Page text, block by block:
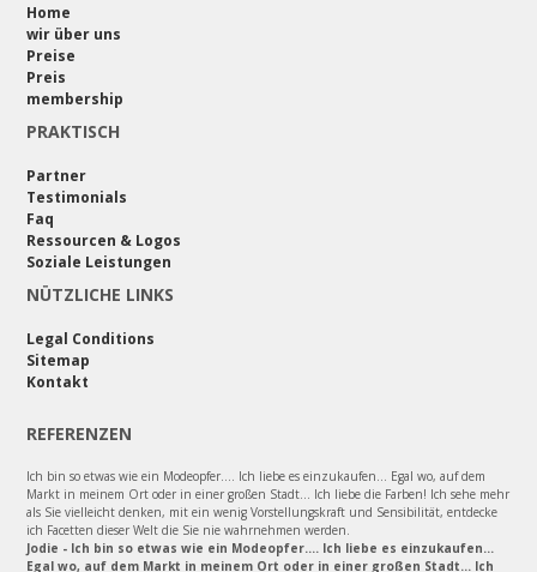
Home
wir über uns
Preise
Preis
membership
PRAKTISCH
Partner
Testimonials
Faq
Ressourcen & Logos
Soziale Leistungen
NÜTZLICHE LINKS
Legal Conditions
Sitemap
Kontakt
REFERENZEN
Ich bin so etwas wie ein Modeopfer.... Ich liebe es einzukaufen... Egal wo, auf dem
Markt in meinem Ort oder in einer großen Stadt... Ich liebe die Farben! Ich sehe mehr
als Sie vielleicht denken, mit ein wenig Vorstellungskraft und Sensibilität, entdecke
ich Facetten dieser Welt die Sie nie wahrnehmen werden.
Jodie - Ich bin so etwas wie ein Modeopfer.... Ich liebe es einzukaufen...
Egal wo, auf dem Markt in meinem Ort oder in einer großen Stadt... Ich